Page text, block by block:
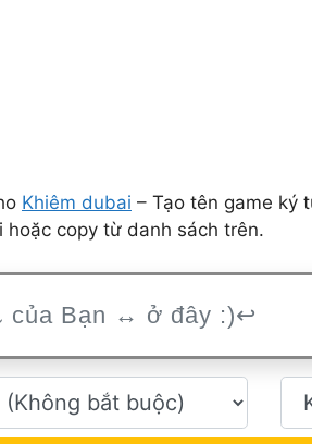
Khiêm dubai – Tạo tên game ký
copy từ danh sách trên.